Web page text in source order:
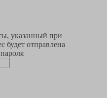
указанный при
будет отправлена